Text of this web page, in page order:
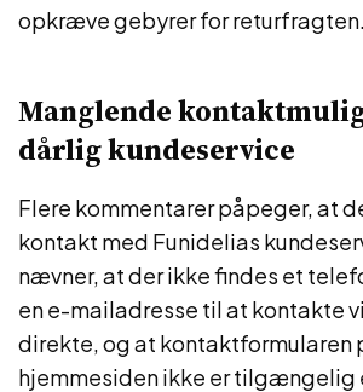
opkræve gebyrer for returfragten.
Manglende
dårlig kundeservice
Flere kommentarer påpeger, at
kontakt med Funidelias
nævner, at der ikke findes et
en e-mailadresse til at kontakte
direkte, og at kontaktformularen
hjemmesiden ikke er tilgængelig